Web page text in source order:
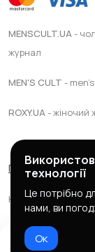
MENSCULT.UA-
журнал
MEN'S CULT -
ROXY.UA- жіночий
Правила сервісу
Юридична
технології
Це потрібно
нами, ви
Ок